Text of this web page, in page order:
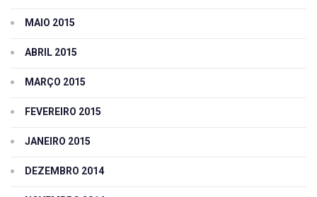
MAIO 2015
ABRIL 2015
MARÇO 2015
FEVEREIRO 2015
JANEIRO 2015
DEZEMBRO 2014